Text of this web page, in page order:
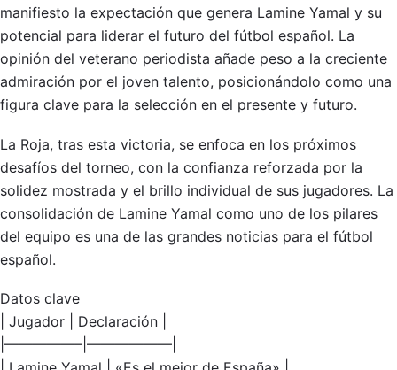
manifiesto la expectación que genera Lamine Yamal y su
potencial para liderar el futuro del fútbol español. La
opinión del veterano periodista añade peso a la creciente
admiración por el joven talento, posicionándolo como una
figura clave para la selección en el presente y futuro.
La Roja, tras esta victoria, se enfoca en los próximos
desafíos del torneo, con la confianza reforzada por la
solidez mostrada y el brillo individual de sus jugadores. La
consolidación de Lamine Yamal como uno de los pilares
del equipo es una de las grandes noticias para el fútbol
español.
Datos clave
| Jugador | Declaración |
|—————–|——————|